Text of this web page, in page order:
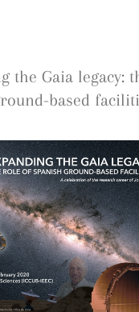
the Gaia legacy:
based